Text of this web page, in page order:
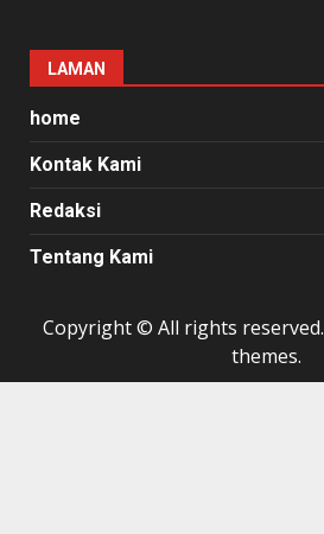
LAMAN
home
Kontak Kami
Redaksi
Tentang Kami
Copyright © All rights reserved.
themes.